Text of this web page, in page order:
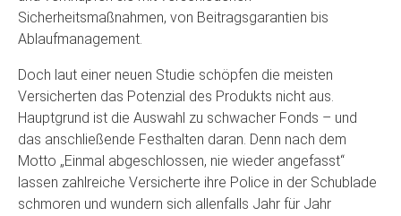
Sicherheitsmaßnahmen, von Beitragsgarantien bis
Ablaufmanagement.
Doch laut einer neuen Studie schöpfen die meisten
Versicherten das Potenzial des Produkts nicht aus.
Hauptgrund ist die Auswahl zu schwacher Fonds – und
das anschließende Festhalten daran. Denn nach dem
Motto „Einmal abgeschlossen, nie wieder angefasst“
lassen zahlreiche Versicherte ihre Police in der Schublade
schmoren und wundern sich allenfalls Jahr für Jahr